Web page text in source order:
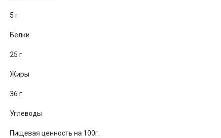
5 г
Белки
25 г
Жиры
36 г
Углеводы
Пищевая ценность на 100г.